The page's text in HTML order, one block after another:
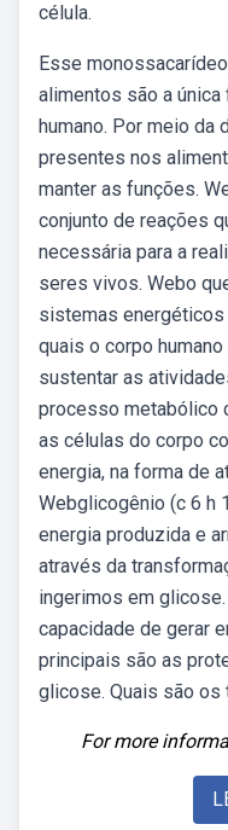
célula.
Esse
alimentos são a
humano. Por meio da
presentes nos
manter as funções.
conjunto de reações
necessária para a
seres vivos. Webo
sistemas
quais o corpo
sustentar as
processo metabólico
as células do corpo
energia, na forma de
Webglicogênio (c 6 h
energia produzida e
através da
ingerimos em
capacidade de gerar
principais são as
glicose. Quais são os
For more